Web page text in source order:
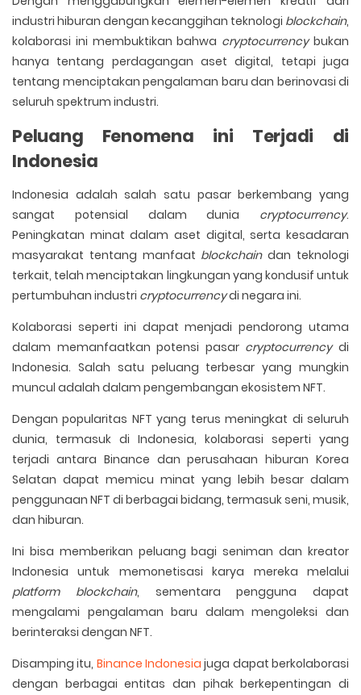
industri hiburan dengan kecanggihan teknologi blockchain,
kolaborasi ini membuktikan bahwa cryptocurrencybukan
hanya tentang perdagangan aset digital, tetapi juga
tentang menciptakan pengalaman baru dan berinovasi di
seluruh spektrum industri.
Peluang Fenomena ini Terjadi di
Indonesia
Indonesia adalah salah satu pasar berkembang yang
sangat potensial dalam dunia cryptocurrency.
Peningkatan minat dalam aset digital, serta kesadaran
masyarakat tentang manfaat blockchaindan teknologi
terkait, telah menciptakan lingkungan yang kondusif untuk
pertumbuhan industri cryptocurrencydi negara ini.
Kolaborasi seperti ini dapat menjadi pendorong utama
dalam memanfaatkan potensi pasar cryptocurrencydi
Indonesia. Salah satu peluang terbesar yang mungkin
muncul adalah dalam pengembangan ekosistem NFT.
Dengan popularitas NFT yang terus meningkat di seluruh
dunia, termasuk di Indonesia, kolaborasi seperti yang
terjadi antara Binance dan perusahaan hiburan Korea
Selatan dapat memicu minat yang lebih besar dalam
penggunaan NFT di berbagai bidang, termasuk seni, musik,
dan hiburan.
Ini bisa memberikan peluang bagi seniman dan kreator
Indonesia untuk memonetisasi karya mereka melalui
platform blockchain, sementara pengguna dapat
mengalami pengalaman baru dalam mengoleksi dan
berinteraksi dengan NFT.
Disamping itu, Binance Indonesia juga dapat berkolaborasi
dengan berbagai entitas dan pihak berkepentingan di